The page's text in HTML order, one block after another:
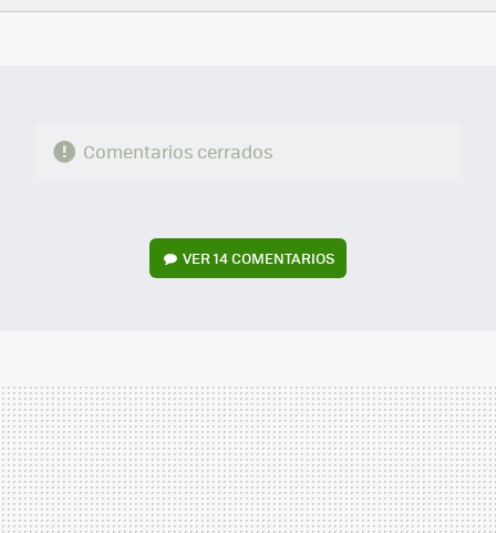
FACEBOOK
TWITTERFLIPBOARD
E-
WHATSAPP
Comentarios cerrados
VER14 COMENTARIOS